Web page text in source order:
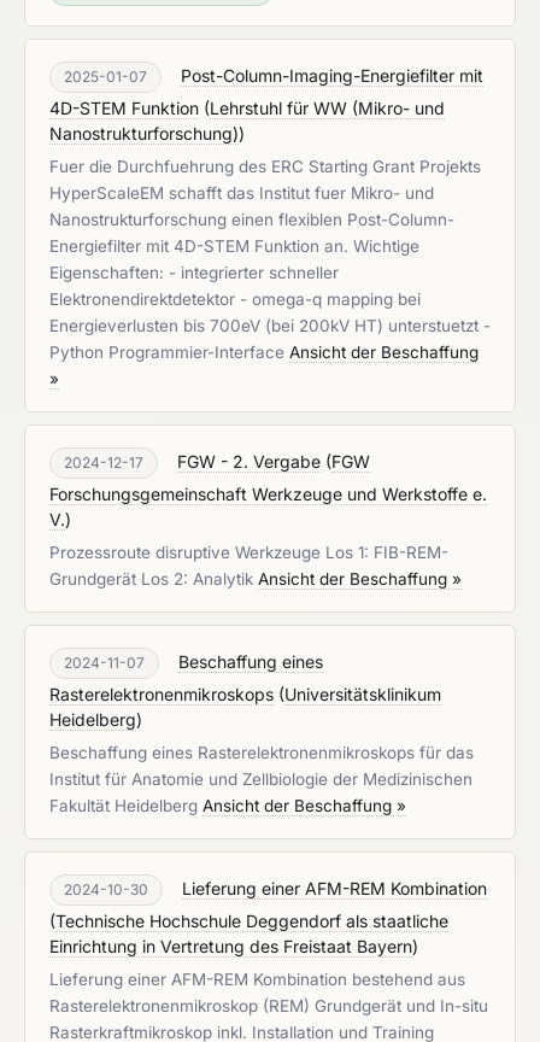
2025-01-07
Post-Column-Imaging-Energiefilter mit
4D-STEM Funktion (Lehrstuhl für WW (Mikro- und
Nanostrukturforschung))
Fuer die Durchfuehrung des ERC Starting Grant Projekts
HyperScaleEM schafft das Institut fuer Mikro- und
Nanostrukturforschung einen flexiblen Post-Column-
Energiefilter mit 4D-STEM Funktion an. Wichtige
Eigenschaften: - integrierter schneller
Elektronendirektdetektor - omega-q mapping bei
Energieverlusten bis 700eV (bei 200kV HT) unterstuetzt -
Python Programmier-Interface Ansicht der Beschaffung
»
2024-12-17 FGW - 2. Vergabe (FGW
Forschungsgemeinschaft Werkzeuge und Werkstoffe e.
V.)
Prozessroute disruptive Werkzeuge Los 1: FIB-REM-
Grundgerät Los 2: Analytik Ansicht der Beschaffung »
2024-11-07
Beschaffung eines
Rasterelektronenmikroskops (Universitätsklinikum
Heidelberg)
Beschaffung eines Rasterelektronenmikroskops für das
Institut für Anatomie und Zellbiologie der Medizinischen
Fakultät Heidelberg Ansicht der Beschaffung »
2024-10-30
Lieferung einer AFM-REM Kombination
(Technische Hochschule Deggendorf als staatliche
Einrichtung in Vertretung des Freistaat Bayern)
Lieferung einer AFM-REM Kombination bestehend aus
Rasterelektronenmikroskop (REM) Grundgerät und In-situ
Rasterkraftmikroskop inkl. Installation und Training